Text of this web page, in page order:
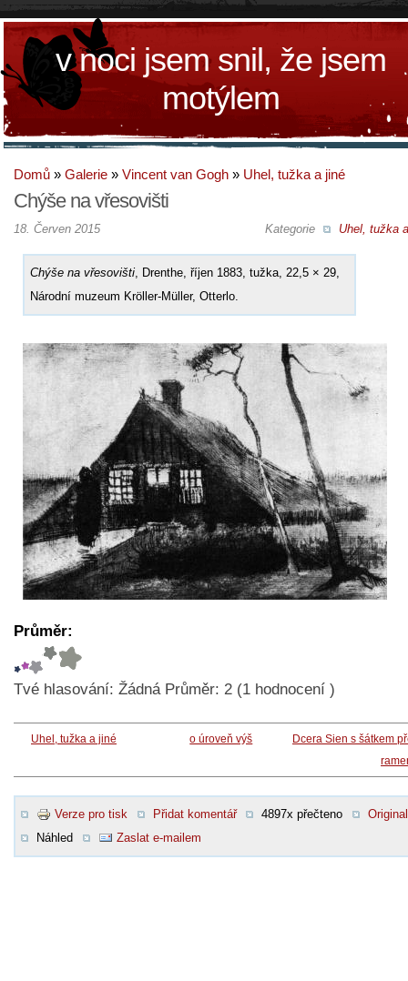
v noci jsem snil, že jsem
motýlem
Domů » Galerie » Vincent van Gogh » Uhel, tužka a jiné
Chýše na vřesovišti
Kategorie Uhel, tužka
18. Červen 2015
Chýše na vřesovišti , Drenthe, říjen 1883, tužka, 22,5 × 29,
Národní muzeum Kröller-Müller, Otterlo.
Průměr:
Tvé hlasování: Žádná Průměr: 2 (1 hodnocení )
Uhel, tužka a jiné o úroveň výš
Dcera Sien s šátkem
Verze pro tisk Přidat komentář 4897x přečteno
Original
Náhled
Zaslat e-mailem